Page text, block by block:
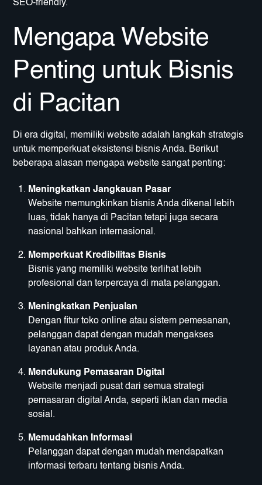
SEO-friendly.
Mengapa Website
Penting untuk Bisnis
di Pacitan
Di era digital, memiliki website adalah langkah strategis
untuk memperkuat eksistensi bisnis Anda. Berikut
beberapa alasan mengapa website sangat penting:
Meningkatkan Jangkauan Pasar
Website memungkinkan bisnis Anda dikenal lebih
luas, tidak hanya di Pacitan tetapi juga secara
nasional bahkan internasional.
Memperkuat Kredibilitas Bisnis
Bisnis yang memiliki website terlihat lebih
profesional dan terpercaya di mata pelanggan.
Meningkatkan Penjualan
Dengan fitur toko online atau sistem pemesanan,
pelanggan dapat dengan mudah mengakses
layanan atau produk Anda.
Mendukung Pemasaran Digital
Website menjadi pusat dari semua strategi
pemasaran digital Anda, seperti iklan dan media
sosial.
Memudahkan Informasi
Pelanggan dapat dengan mudah mendapatkan
informasi terbaru tentang bisnis Anda.